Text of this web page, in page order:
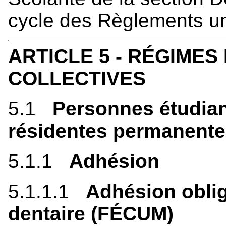
cycle des Règlements
ARTICLE 5 - RÉGIMES
COLLECTIVES
5.1 Personnes
résidentes
5.1.1 Adhésion
5.1.1.1 Adhésion
dentaire (FÉCUM)